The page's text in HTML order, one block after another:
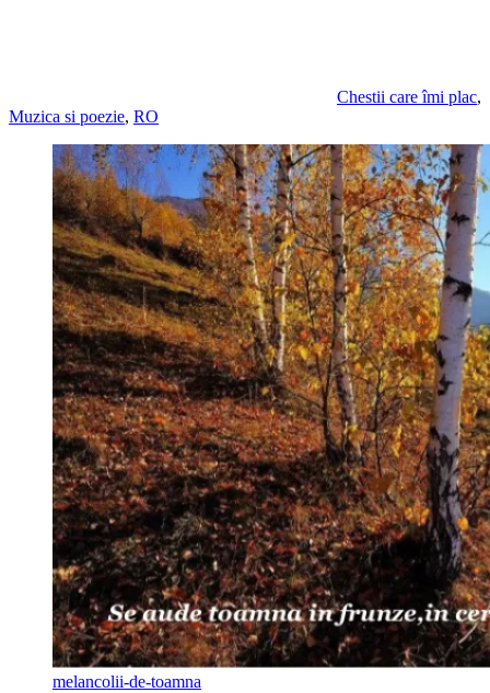
Chestii care îmi plac,
Muzica si poezie, RO
melancolii-de-toamna